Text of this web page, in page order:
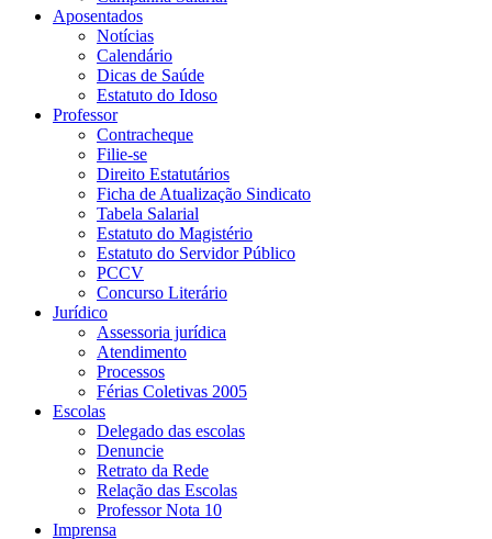
Aposentados
Notícias
Calendário
Dicas de Saúde
Estatuto do Idoso
Professor
Contracheque
Filie-se
Direito Estatutários
Ficha de Atualização Sindicato
Tabela Salarial
Estatuto do Magistério
Estatuto do Servidor Público
PCCV
Concurso Literário
Jurídico
Assessoria jurídica
Atendimento
Processos
Férias Coletivas 2005
Escolas
Delegado das escolas
Denuncie
Retrato da Rede
Relação das Escolas
Professor Nota 10
Imprensa